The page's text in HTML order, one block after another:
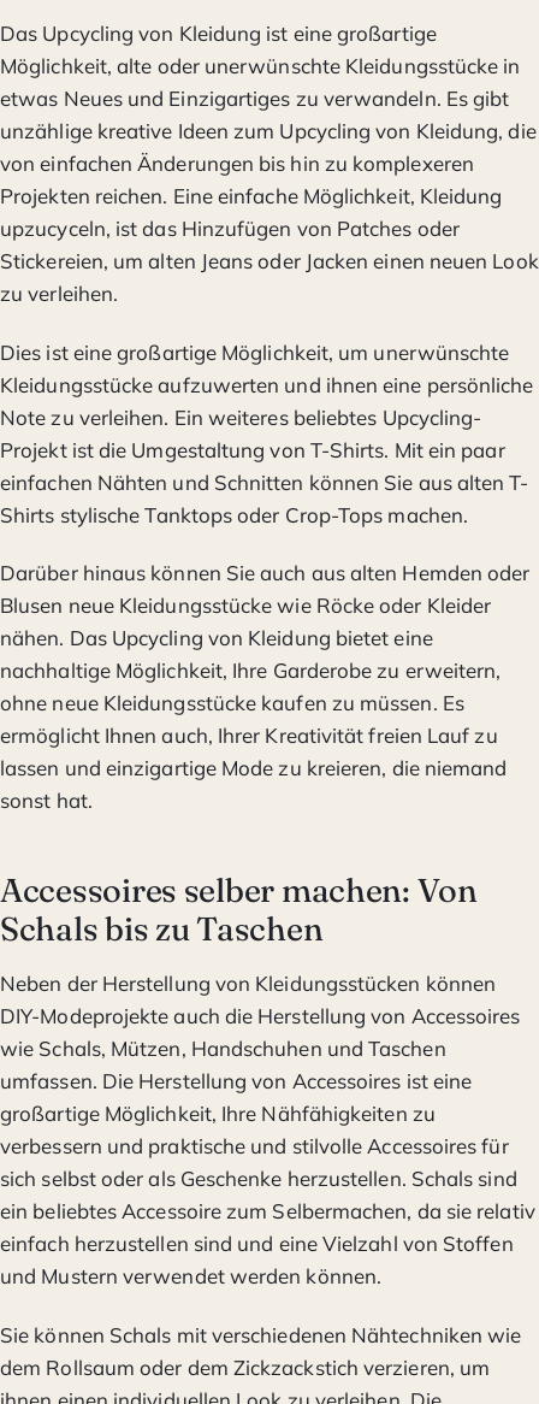
Das Upcycling von Kleidung ist eine großartige
Möglichkeit, alte oder unerwünschte Kleidungsstücke in
etwas Neues und Einzigartiges zu verwandeln. Es gibt
unzählige kreative Ideen zum Upcycling von Kleidung, die
von einfachen Änderungen bis hin zu komplexeren
Projekten reichen. Eine einfache Möglichkeit, Kleidung
upzucyceln, ist das Hinzufügen von Patches oder
Stickereien, um alten Jeans oder Jacken einen neuen Look
zu verleihen.
Dies ist eine großartige Möglichkeit, um unerwünschte
Kleidungsstücke aufzuwerten und ihnen eine persönliche
Note zu verleihen. Ein weiteres beliebtes Upcycling-
Projekt ist die Umgestaltung von T-Shirts. Mit ein paar
einfachen Nähten und Schnitten können Sie aus alten T-
Shirts stylische Tanktops oder Crop-Tops machen.
Darüber hinaus können Sie auch aus alten Hemden oder
Blusen neue Kleidungsstücke wie Röcke oder Kleider
nähen. Das Upcycling von Kleidung bietet eine
nachhaltige Möglichkeit, Ihre Garderobe zu erweitern,
ohne neue Kleidungsstücke kaufen zu müssen. Es
ermöglicht Ihnen auch, Ihrer Kreativität freien Lauf zu
lassen und einzigartige Mode zu kreieren, die niemand
sonst hat.
Accessoires selber machen: Von
Schals bis zu Taschen
Neben der Herstellung von Kleidungsstücken können
DIY-Modeprojekte auch die Herstellung von Accessoires
wie Schals, Mützen, Handschuhen und Taschen
umfassen. Die Herstellung von Accessoires ist eine
großartige Möglichkeit, Ihre Nähfähigkeiten zu
verbessern und praktische und stilvolle Accessoires für
sich selbst oder als Geschenke herzustellen. Schals sind
ein beliebtes Accessoire zum Selbermachen, da sie relativ
einfach herzustellen sind und eine Vielzahl von Stoffen
und Mustern verwendet werden können.
Sie können Schals mit verschiedenen Nähtechniken wie
dem Rollsaum oder dem Zickzackstich verzieren, um